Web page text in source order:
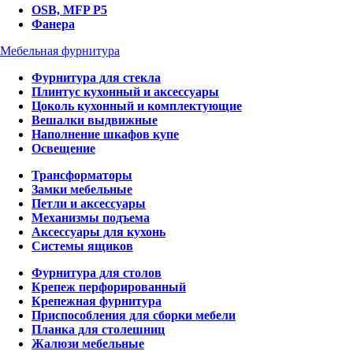
OSB, MFP P5
Фанера
Мебельная фурнитура
Фурнитура для стекла
Плинтус кухонный и аксессуары
Цоколь кухонный и комплектующие
Вешалки выдвижные
Наполнение шкафов купе
Освещение
Трансформаторы
Замки мебельные
Петли и аксессуары
Механизмы подъема
Аксессуары для кухонь
Системы ящиков
Фурнитура для столов
Крепеж перфорированный
Крепежная фурнитура
Приспособления для сборки мебели
Планка для столешниц
Жалюзи мебельные